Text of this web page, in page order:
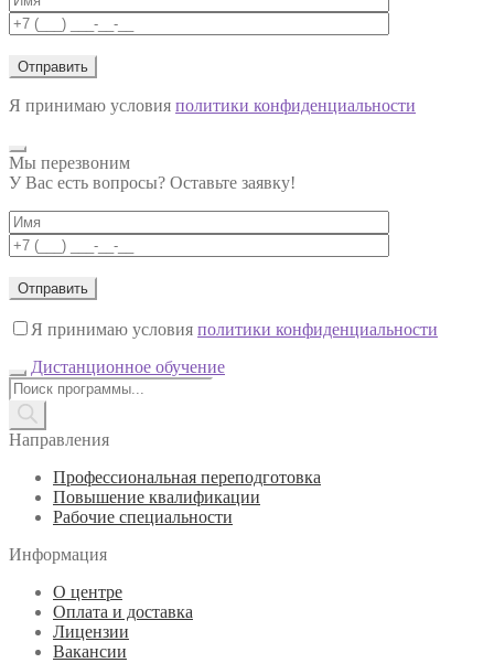
Я принимаю условия политики конфиденциальности
Мы перезвоним
У Вас есть вопросы? Оставьте заявку!
Я принимаю условия политики конфиденциальности
Дистанционное обучение
Поиск
товаров
Направления
Профессиональная переподготовка
Повышение квалификации
Рабочие специальности
Информация
О центре
Оплата и доставка
Лицензии
Вакансии